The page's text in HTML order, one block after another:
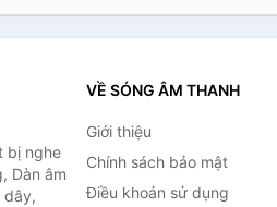
bị nghe
Dàn âm
dây,
VỀ SÓNG ÂM THANH
Giới thiệu
Chính sách bảo mật
Điều khoản sử dụng